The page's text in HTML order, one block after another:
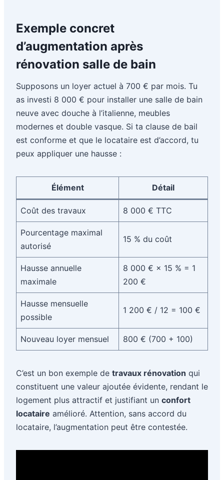
Exemple concret
d’augmentation après
rénovation salle de bain
Supposons un loyer actuel à 700 € par mois. Tu
as investi 8 000 € pour installer une salle de bain
neuve avec douche à l’italienne, meubles
modernes et double vasque. Si ta clause de bail
est conforme et que le locataire est d’accord, tu
peux appliquer une hausse :
Élément Détail
Coût des travaux 8 000 € TTC
Pourcentage maximal
autorisé
15 % du coût
Hausse annuelle
maximale
8 000 € × 15 % = 1
200 €
Hausse mensuelle
possible
1 200 € / 12 = 100 €
Nouveau loyer mensuel 800 € (700 + 100)
C’est un bon exemple de travaux rénovation qui
constituent une valeur ajoutée évidente, rendant le
logement plus attractif et justifiant un confort
locataire amélioré. Attention, sans accord du
locataire, l’augmentation peut être contestée.